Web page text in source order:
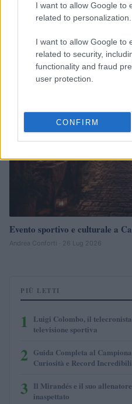
I want to allow Google to
related to personalization.
I want to allow Google to
related to security,
functionality and fraud
user protection.
CONFIRM
Quando il gioco di squadra
Francesca Lombardi · 27 Lug 2026
NEWS
Evento sportivo e culturale a
Andrea Conforti · 26 Lug 2026
PIÙ LETTI
1
Luigi Colombo, il
televisione sportiva
2 Guida Completa al
Curiosità e Record Incredibili
3 Il Mirandés e il suo
inaspettato